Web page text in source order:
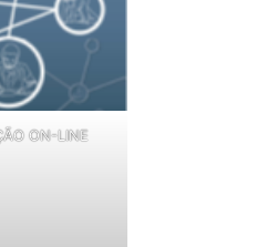
ON-LINE